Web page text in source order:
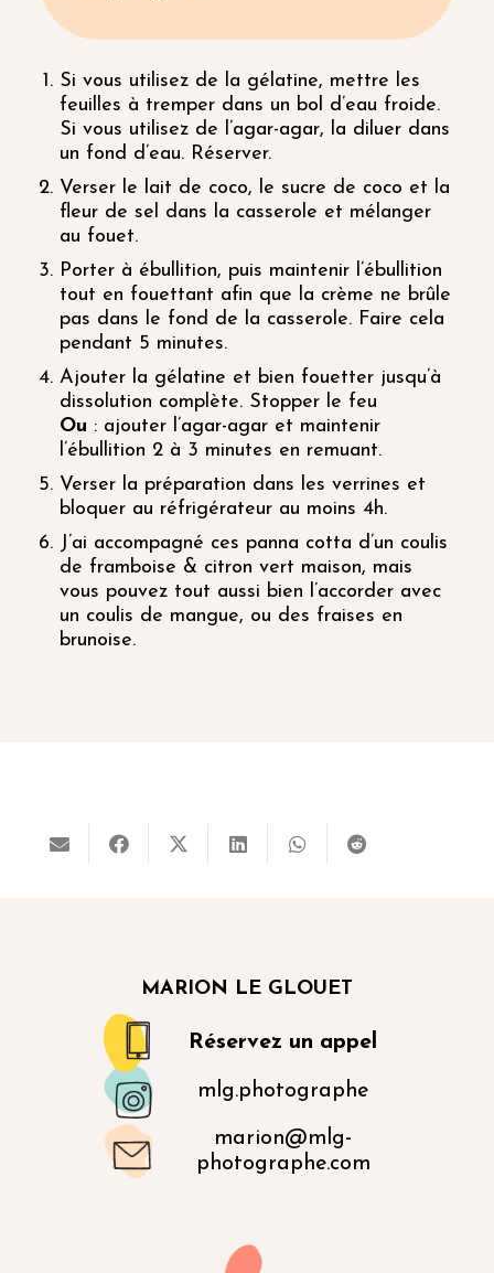
Si vous utilisez de la gélatine, mettre les
feuilles à tremper dans un bol d’eau froide.
Si vous utilisez de l’agar-agar, la diluer dans
un fond d’eau. Réserver.
Verser le lait de coco, le sucre de coco et la
fleur de sel dans la casserole et mélanger
au fouet.
Porter à ébullition, puis maintenir l’ébullition
tout en fouettant afin que la crème ne brûle
pas dans le fond de la casserole. Faire cela
pendant 5 minutes.
Ajouter la gélatine et bien fouetter jusqu’à
dissolution complète. Stopper le feu
Ou : ajouter l’agar-agar et maintenir
l’ébullition 2 à 3 minutes en remuant.
Verser la préparation dans les verrines et
bloquer au réfrigérateur au moins 4h.
J’ai accompagné ces panna cotta d’un coulis
de framboise & citron vert maison, mais
vous pouvez tout aussi bien l’accorder avec
un coulis de mangue, ou des fraises en
brunoise.
MARION LE GLOUET
Réservez un appel
mlg.photographe
marion@mlg-
photographe.com